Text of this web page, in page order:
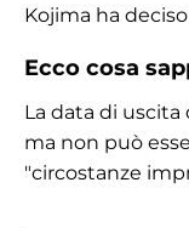
Kojima ha
Ecco cosa
La data di
ma non può
"circostanze